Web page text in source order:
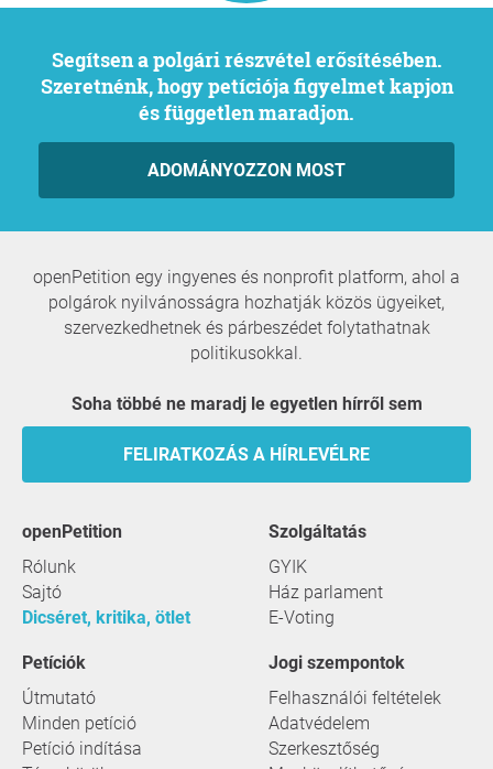
Segítsen a polgári részvétel erősítésében.
Szeretnénk, hogy petíciója figyelmet kapjon
és független maradjon.
ADOMÁNYOZZON MOST
openPetition egy ingyenes és nonprofit platform, ahol a
polgárok nyilvánosságra hozhatják közös ügyeiket,
szervezkedhetnek és párbeszédet folytathatnak
politikusokkal.
Soha többé ne maradj le egyetlen hírről sem
FELIRATKOZÁS A HÍRLEVÉLRE
openPetition
Rólunk
Sajtó
Dicséret, kritika, ötlet
szolgáltatás
GYIK
Ház parlament
E-Voting
Petíciók
Útmutató
Minden petíció
Petíció indítása
Jogi szempontok
Felhasználói feltételek
Adatvédelem
Szerkesztőség